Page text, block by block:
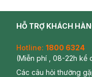
HỖ TRỢ KHÁCH
Hotline: 1800 6324
(Miễn phí , 08-22h kể
Các câu hỏi thường